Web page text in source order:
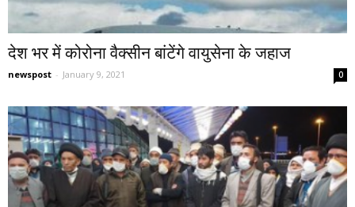
देश भर में कोरोना वैक्सीन बांटेंगे वायुसेना के जहाज
newspost - January 9, 2021 0